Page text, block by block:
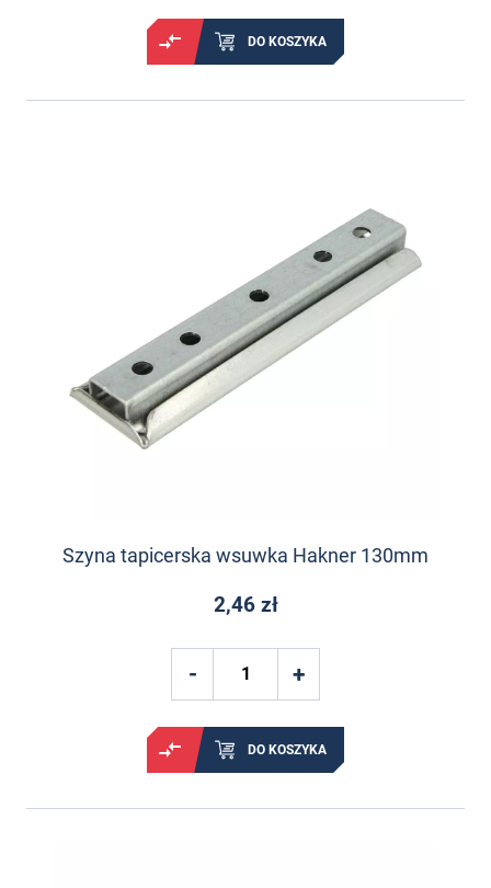
DO KOSZYKA
Szyna tapicerska wsuwka Hakner 130mm
2,46 zł
DO KOSZYKA